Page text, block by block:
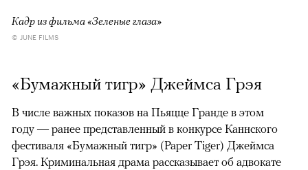
Кадр из фильма «Зеленые глаза»
© JUNE FILMS
«Бумажный тигр» Джеймса Грэя
В числе важных показов на Пьяцце Гранде в этом
году — ранее представленный в конкурсе Каннского
фестиваля «Бумажный тигр» (Paper Tiger) Джеймса
Грэя. Криминальная драма рассказывает об адвокате